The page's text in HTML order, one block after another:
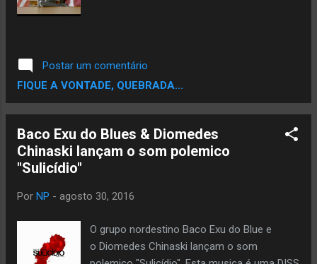
Postar um comentário
FIQUE A VONTADE, QUEBRADA...
Baco Exu do Blues & Diomedes
Chinaski lançam o som polemico
"Sulicídio"
Por NP - agosto 30, 2016
O grupo nordestino Baco Exu do Blue e
o Diomedes Chinaski lançam o som